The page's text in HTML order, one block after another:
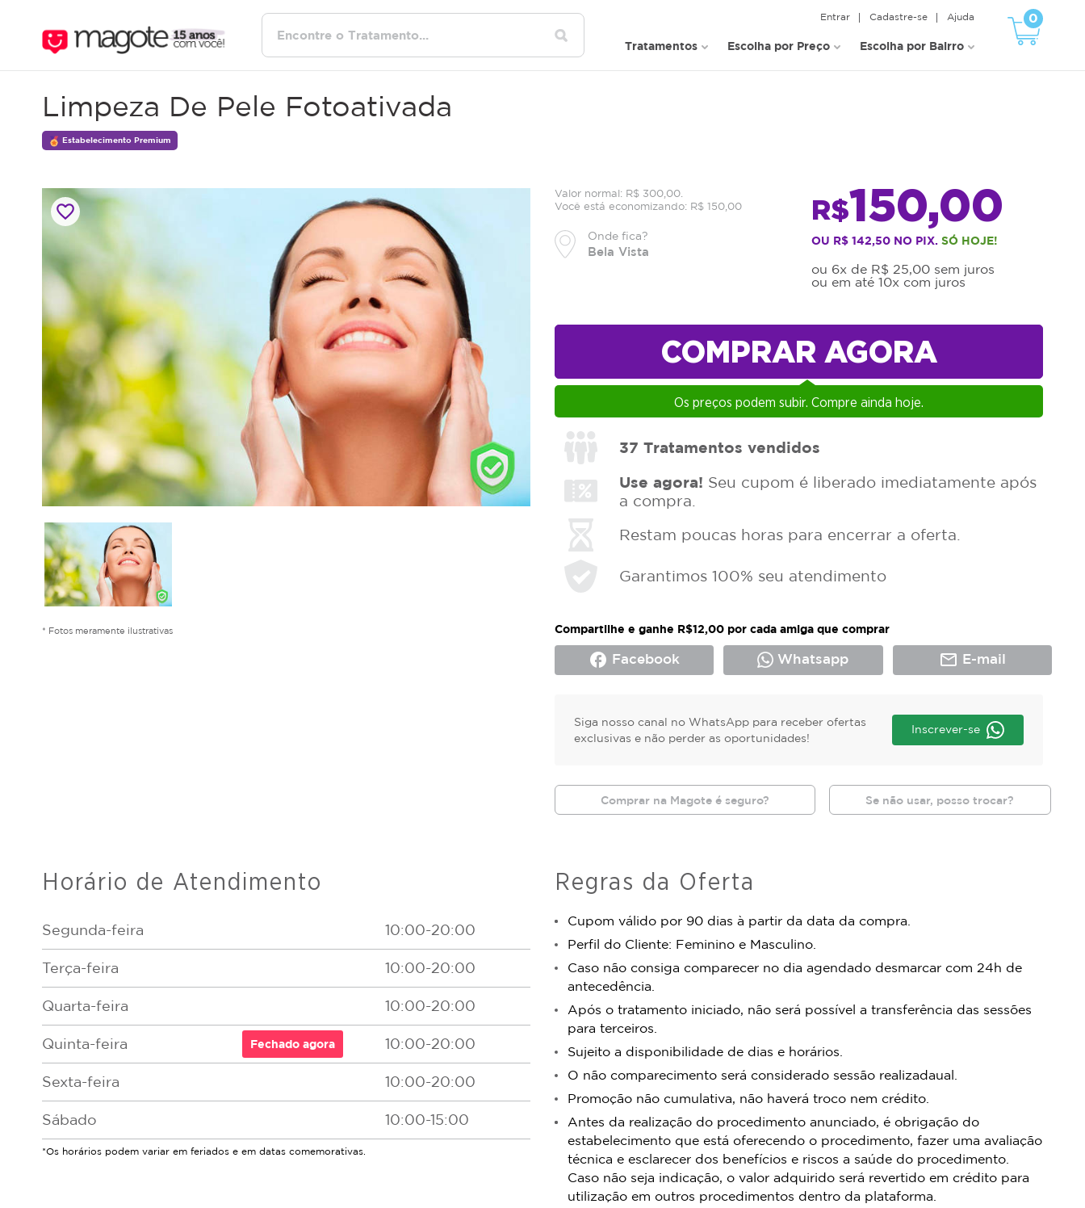
0
Entrar Cadastre-se Ajuda
Tratamentos Escolha por Preço Escolha por Bairro
Limpeza De Pele Fotoativada
Estabelecimento Premium
favorite_border
* Fotos meramente ilustrativas
Valor normal: R$ 300,00.
Você está economizando: R$ 150,00
Onde fica?
Bela Vista
R$150,00
OU R$ 142,50 NO PIX. SÓ HOJE!
ou 6x de R$ 25,00 sem juros
ou em até 10x com juros
COMPRAR AGORA
Os preços podem subir. Compre ainda hoje.
37 Tratamentos vendidos
Use agora! Seu cupom é liberado imediatamente após
a compra.
Restam poucas horas para encerrar a oferta.
Garantimos 100% seu atendimento
Compartilhe e ganhe R$12,00 por cada amiga que comprar
facebook Facebook Whatsapp mail_outline E-mail
Siga nosso canal no WhatsApp para receber ofertas
exclusivas e não perder as oportunidades!
Inscrever-se
Comprar na Magote é seguro? Se não usar, posso trocar?
Horário de Atendimento
Segunda-feira 10:00-20:00
Terça-feira 10:00-20:00
Quarta-feira 10:00-20:00
Quinta-feira Fechado agora 10:00-20:00
Sexta-feira 10:00-20:00
Sábado 10:00-15:00
*Os horários podem variar em feriados e em datas comemorativas.
Regras da Oferta
Cupom válido por 90 dias à partir da data da compra.
Perfil do Cliente: Feminino e Masculino.
Caso não consiga comparecer no dia agendado desmarcar com 24h de
antecedência.
Após o tratamento iniciado, não será possível a transferência das sessões
para terceiros.
Sujeito a disponibilidade de dias e horários.
O não comparecimento será considerado sessão realizadaual.
Promoção não cumulativa, não haverá troco nem crédito.
Antes da realização do procedimento anunciado, é obrigação do
estabelecimento que está oferecendo o procedimento, fazer uma avaliação
técnica e esclarecer dos benefícios e riscos a saúde do procedimento.
Caso não seja indicação, o valor adquirido será revertido em crédito para
utilização em outros procedimentos dentro da plataforma.